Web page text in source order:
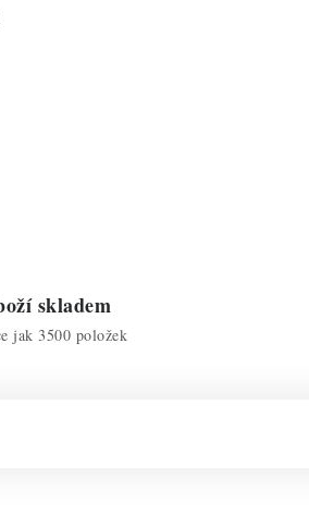
skladem
jak 3500 položek